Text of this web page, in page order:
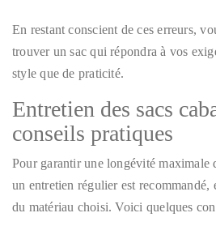
En restant conscient de ces erreurs,
trouver un sac qui répondra à vos
style que de praticité.
Entretien des sacs
conseils pratiques
Pour garantir une longévité maximale
un entretien régulier est recommandé,
du matériau choisi. Voici quelques